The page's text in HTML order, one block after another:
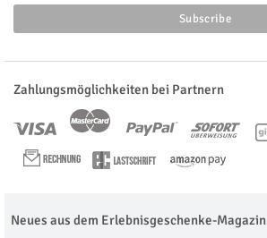
Zahlungsmöglichkeiten bei Partnern
Neues aus dem Erlebnisgeschenke-Magazin